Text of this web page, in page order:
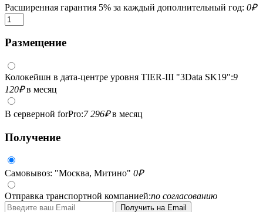
Расширенная гарантия 5% за каждый дополнительный год: 0₽
Размещение
Колокейшн в дата-центре уровня TIER-III "3Data SK19":9
120₽в месяц
В серверной forPro:7 296₽в месяц
Получение
Самовывоз: "Москва, Митино" 0₽
Отправка транспортной компанией:по согласованию